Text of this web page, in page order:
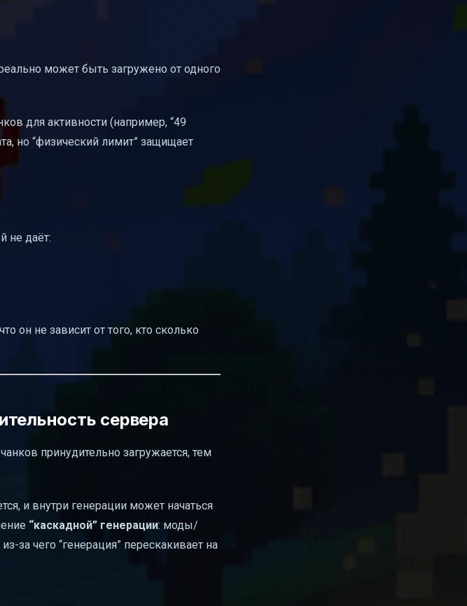
может быть загружено от одного
для активности (например, “49
но “физический лимит” защищает
не даёт:
он не зависит от того, кто сколько
сервера
принудительно загружается, тем
и внутри генерации может начаться
“каскадной” генерации: моды/
за чего “генерация” перескакивает на